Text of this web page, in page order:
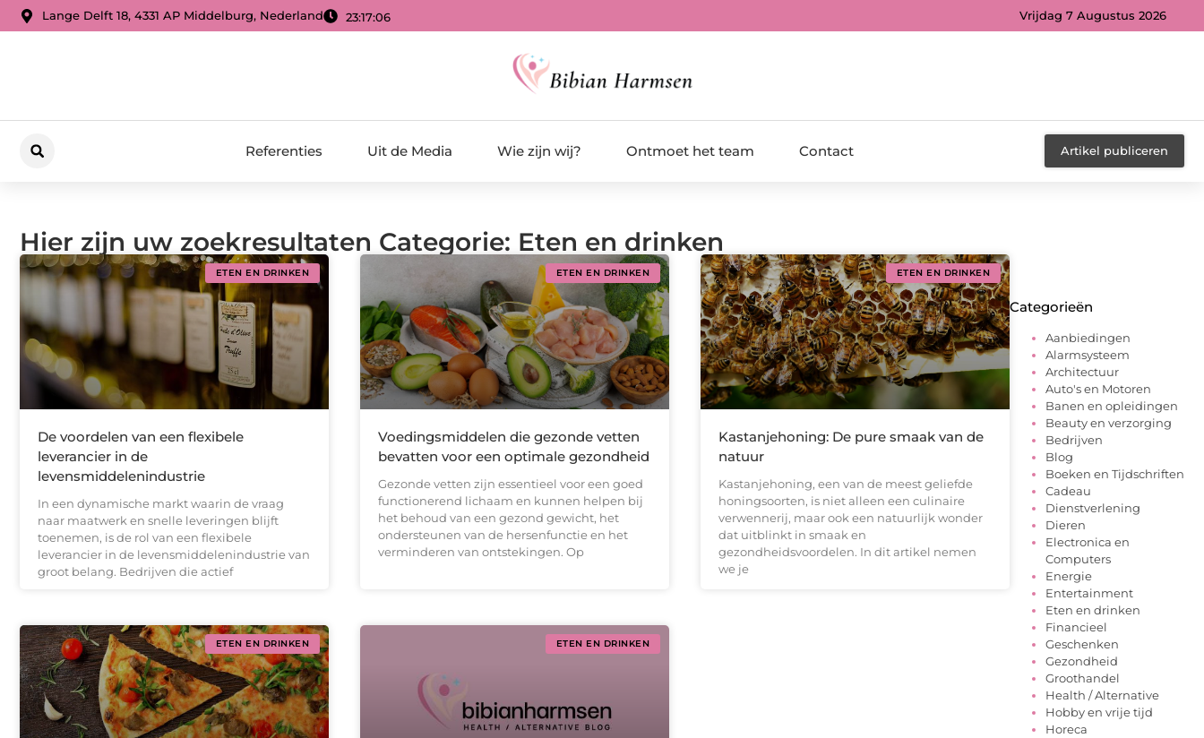
Lange Delft 18, 4331 AP Middelburg, Nederland 23:17:06 Vrijdag 7 Augustus 2026
Referenties Uit de Media Wie zijn wij? Ontmoet het team Contact Artikel publiceren
Hier zijn uw zoekresultaten Categorie: Eten en drinken
ETEN EN DRINKEN
De voordelen van een flexibele
leverancier in de
levensmiddelenindustrie
In een dynamische markt waarin de vraag
naar maatwerk en snelle leveringen blijft
toenemen, is de rol van een flexibele
leverancier in de levensmiddelenindustrie van
groot belang. Bedrijven die actief
ETEN EN DRINKEN
Voedingsmiddelen die gezonde vetten
bevatten voor een optimale gezondheid
Gezonde vetten zijn essentieel voor een goed
functionerend lichaam en kunnen helpen bij
het behoud van een gezond gewicht, het
ondersteunen van de hersenfunctie en het
verminderen van ontstekingen. Op
ETEN EN DRINKEN
Kastanjehoning: De pure smaak van de
natuur
Kastanjehoning, een van de meest geliefde
honingsoorten, is niet alleen een culinaire
verwennerij, maar ook een natuurlijk wonder
dat uitblinkt in smaak en
gezondheidsvoordelen. In dit artikel nemen
we je
ETEN EN DRINKEN ETEN EN DRINKEN
Categorieën
Aanbiedingen
Alarmsysteem
Architectuur
Auto's en Motoren
Banen en opleidingen
Beauty en verzorging
Bedrijven
Blog
Boeken en Tijdschriften
Cadeau
Dienstverlening
Dieren
Electronica en
Computers
Energie
Entertainment
Eten en drinken
Financieel
Geschenken
Gezondheid
Groothandel
Health / Alternative
Hobby en vrije tijd
Horeca